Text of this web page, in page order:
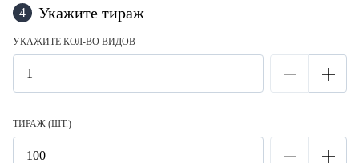
4 Укажите тираж
УКАЖИТЕ КОЛ-ВО ВИДОВ
ТИРАЖ (ШТ.)